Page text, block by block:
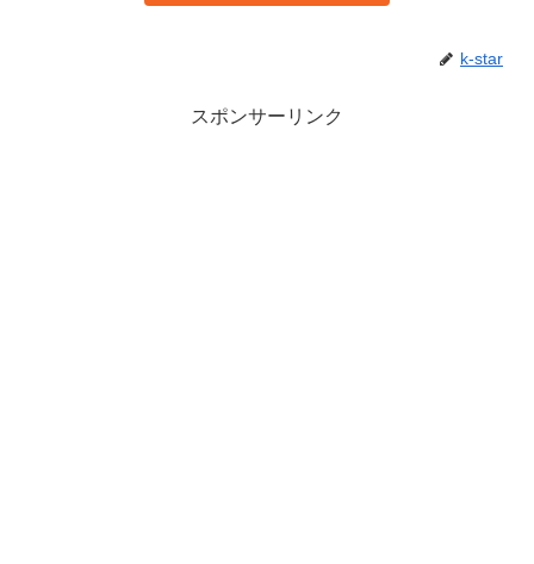
k-star
スポンサーリンク